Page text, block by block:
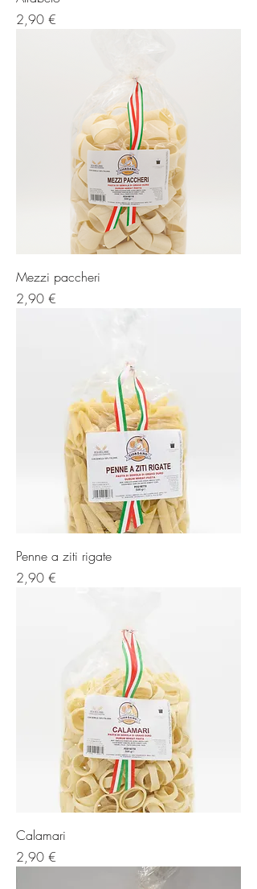
Prezzo
2,90 €
Mezzi paccheri
Prezzo
2,90 €
Penne a ziti rigate
Prezzo
2,90 €
Calamari
Prezzo
2,90 €